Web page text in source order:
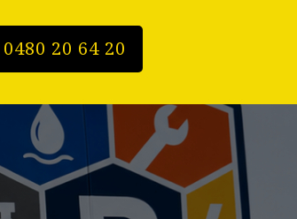
0480 20 64 20